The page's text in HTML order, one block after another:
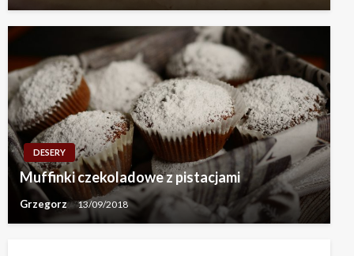
DESERY
Muffinki czekoladowe z pistacjami
Grzegorz 13/09/2018